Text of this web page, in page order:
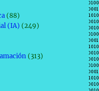
(88)
(IA) (249)
(313)